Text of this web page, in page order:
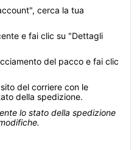
cerca la tua
e fai clic su "Dettagli
del pacco e fai clic
del corriere con le
della spedizione.
lo stato della spedizione